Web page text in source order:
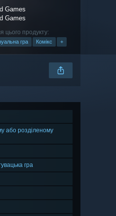
Games
Games
цього продукту:
гра Комікс +
або розділеному
гра